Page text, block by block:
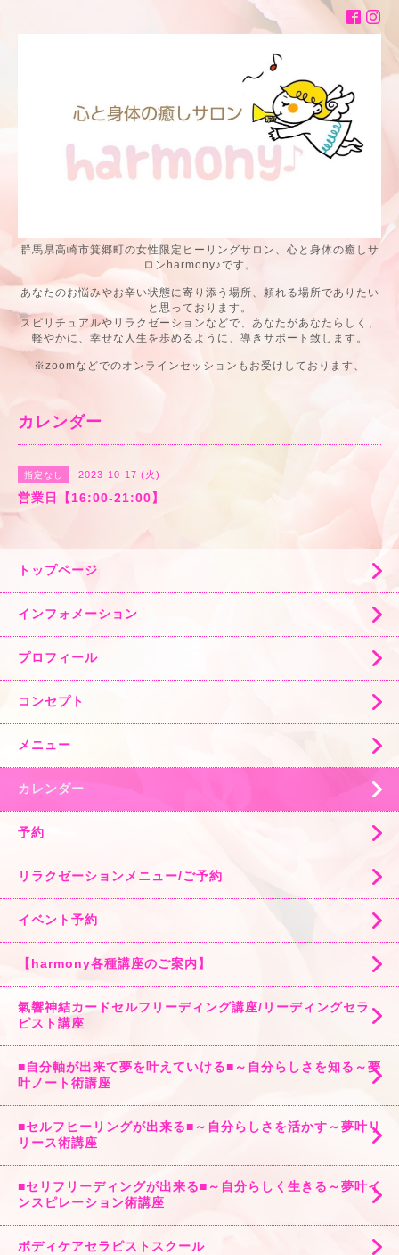
群馬県高崎市箕郷町の女性限定ヒーリングサロン、心と身体の癒しサ
ロンharmony♪です。
あなたのお悩みやお辛い状態に寄り添う場所、頼れる場所でありたい
と思っております。
スピリチュアルやリラクゼーションなどで、あなたがあなたらしく、
軽やかに、幸せな人生を歩めるように、導きサポート致します。
※zoomなどでのオンラインセッションもお受けしております、
カレンダー
指定なし 2023-10-17 (火)
営業日【16:00-21:00】
トップページ
インフォメーション
プロフィール
コンセプト
メニュー
カレンダー
予約
リラクゼーションメニュー/ご予約
イベント予約
【harmony各種講座のご案内】
氣響神結カードセルフリーディング講座/リーディングセラ
ピスト講座
■自分軸が出来て夢を叶えていける■～自分らしさを知る～夢
叶ノート術講座
■セルフヒーリングが出来る■～自分らしさを活かす～夢叶リ
リース術講座
■セリフリーディングが出来る■～自分らしく生きる～夢叶イ
ンスピレーション術講座
ボディケアセラピストスクール